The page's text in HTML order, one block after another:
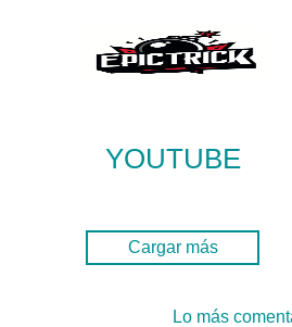
YOUTUBE
Cargar más
Lo más